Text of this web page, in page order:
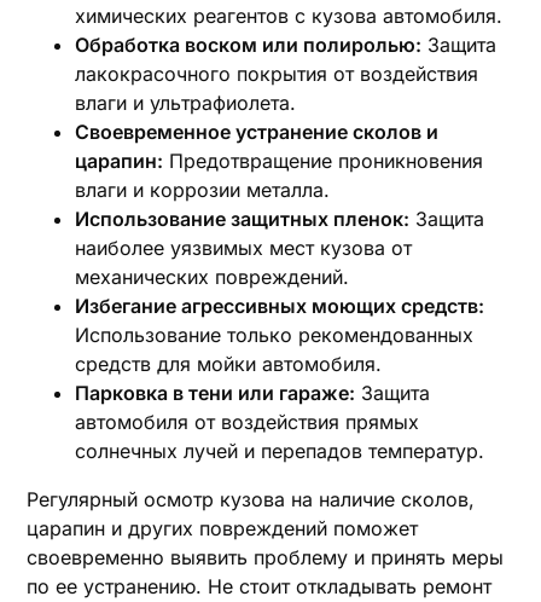
химических реагентов с кузова автомобиля.
Обработка воском или полиролью: Защита
лакокрасочного покрытия от воздействия
влаги и ультрафиолета.
Своевременное устранение сколов и
царапин: Предотвращение проникновения
влаги и коррозии металла.
Использование защитных пленок: Защита
наиболее уязвимых мест кузова от
механических повреждений.
Избегание агрессивных моющих средств:
Использование только рекомендованных
средств для мойки автомобиля.
Парковка в тени или гараже: Защита
автомобиля от воздействия прямых
солнечных лучей и перепадов температур.
Регулярный осмотр кузова на наличие сколов,
царапин и других повреждений поможет
своевременно выявить проблему и принять меры
по ее устранению. Не стоит откладывать ремонт